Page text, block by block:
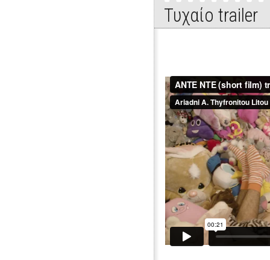
Τυχαίo trailer